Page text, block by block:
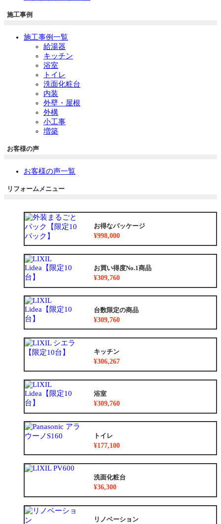
施工事例
施工事例一覧
給湯器
キッチン
浴室
トイレ
洗面化粧台
内装
外壁・屋根
外構
小工事
増築
お客様の声
お客様の声一覧
リフォームメニュー
お得なパッケージ
¥998,000
お買い得度No.1商品
¥309,760
台数限定の商品
¥309,760
キッチン
¥306,267
浴室
¥309,760
トイレ
¥177,100
洗面化粧台
¥36,300
リノベーション